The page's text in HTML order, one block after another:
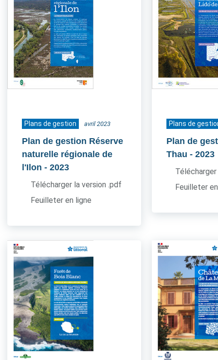
Plans de gestion avril 2023
Plan de gestion Réserve
naturelle régionale de
l'Ilon - 2023
Télécharger la version .pdf
Feuilleter en ligne
Plans de
Plan de
Thau - 2023
Feuilleter